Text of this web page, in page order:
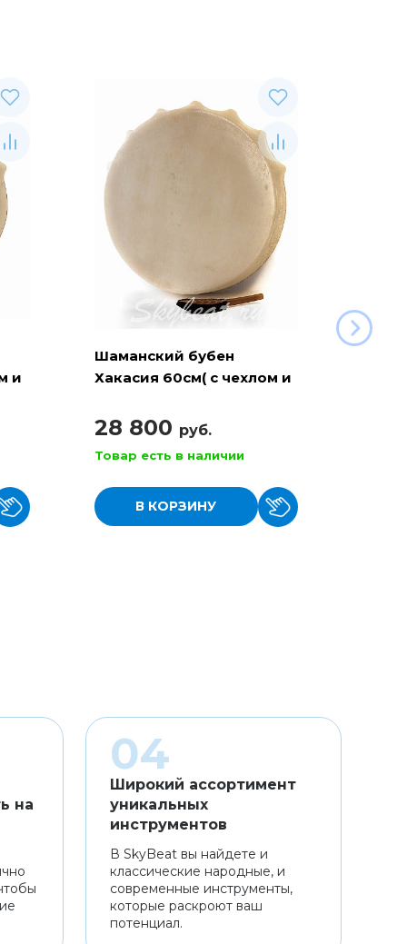
и
Шаманский бубен
Хакасия 60см( с чехлом и
28 800 руб.
Товар есть в наличии
В КОРЗИНУ
на
Широкий ассортимент
уникальных
инструментов
В SkyBeat вы найдете и
классические народные, и
современные инструменты,
которые раскроют ваш
потенциал.